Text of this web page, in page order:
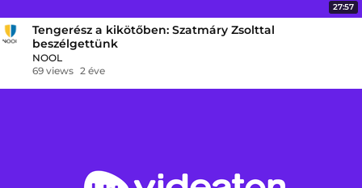
27:57
Tengerész a kikötőben: Szatmáry Zsolttal
beszélgettünk
NOOL
69 views 2 éve